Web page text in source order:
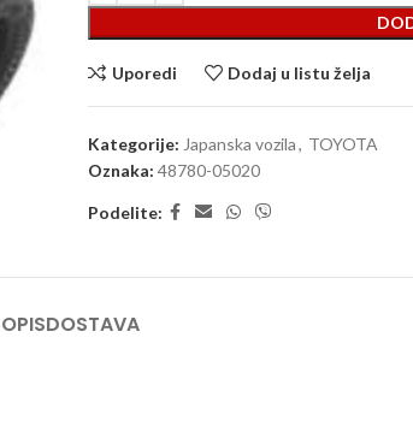
Uporedi Dodaj u listu želja
Kategorije: Japanska vozila, TOYOTA
Oznaka: 48780-05020
Podelite:
OPISDOSTAVA